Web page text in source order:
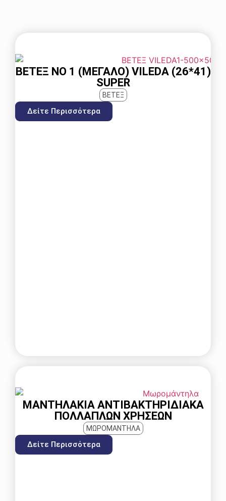
ΒΕΤΈΞ ΝΟ 1 (ΜΕΓΑΛΟ) VILEDA (26*41)
SUPER
ΒΕΤΕΞ
Δείτε Περισσότερα
ΜΑΝΤΗΛΆΚΙΑ ΑΝΤΙΒΑΚΤΗΡΙΔΙΑΚΆ
ΠΟΛΛΑΠΛΏΝ ΧΡΉΣΕΩΝ
ΜΩΡΟΜΑΝΤΗΛΑ
Δείτε Περισσότερα